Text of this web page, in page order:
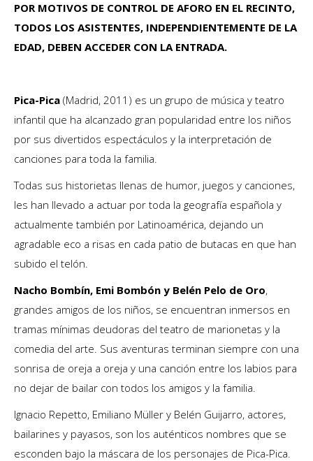
POR MOTIVOS DE CONTROL DE AFORO EN EL RECINTO,
TODOS LOS ASISTENTES, INDEPENDIENTEMENTE DE LA
EDAD, DEBEN ACCEDER CON LA ENTRADA.
Pica-Pica (Madrid, 2011) es un grupo de música y teatro
infantil que ha alcanzado gran popularidad entre los niños
por sus divertidos espectáculos y la interpretación de
canciones para toda la familia.
Todas sus historietas llenas de humor, juegos y canciones,
les han llevado a actuar por toda la geografía española y
actualmente también por Latinoamérica, dejando un
agradable eco a risas en cada patio de butacas en que han
subido el telón.
Nacho Bombín, Emi Bombón y Belén Pelo de Oro,
grandes amigos de los niños, se encuentran inmersos en
tramas mínimas deudoras del teatro de marionetas y la
comedia del arte. Sus aventuras terminan siempre con una
sonrisa de oreja a oreja y una canción entre los labios para
no dejar de bailar con todos los amigos y la familia.
Ignacio Repetto, Emiliano Müller y Belén Guijarro, actores,
bailarines y payasos, son los auténticos nombres que se
esconden bajo la máscara de los personajes de Pica-Pica.